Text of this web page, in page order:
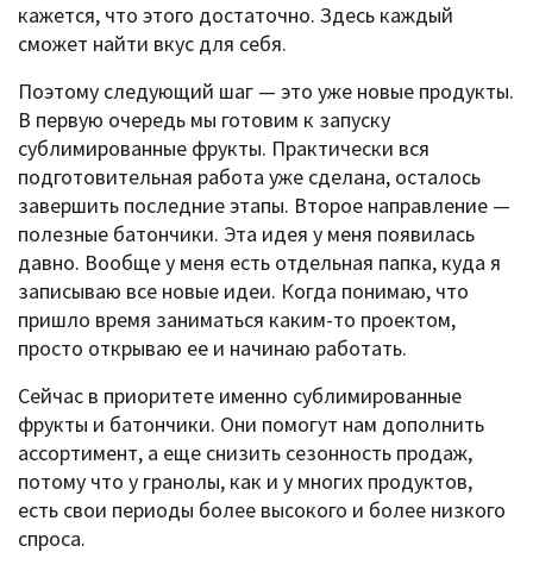
кажется, что этого достаточно. Здесь каждый
сможет найти вкус для себя.
Поэтому следующий шаг — это уже новые продукты.
В первую очередь мы готовим к запуску
сублимированные фрукты. Практически вся
подготовительная работа уже сделана, осталось
завершить последние этапы. Второе направление —
полезные батончики. Эта идея у меня появилась
давно. Вообще у меня есть отдельная папка, куда я
записываю все новые идеи. Когда понимаю, что
пришло время заниматься каким-то проектом,
просто открываю ее и начинаю работать.
Сейчас в приоритете именно сублимированные
фрукты и батончики. Они помогут нам дополнить
ассортимент, а еще снизить сезонность продаж,
потому что у гранолы, как и у многих продуктов,
есть свои периоды более высокого и более низкого
спроса.